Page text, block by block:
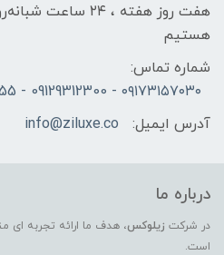
هفت روز هفته ، ۲۴
هستیم
شماره تماس:
۰۹۱۷۳۱۵۷۰۳۰ - 09129312300 - 07137742255
آدرس ایمیل:
info@ziluxe.co
درباره ما
در شرکت زیلوکس، هدف ما ارائه تجربه ای
است.